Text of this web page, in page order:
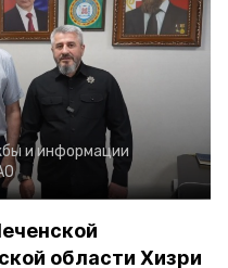
и информации
области Хизри